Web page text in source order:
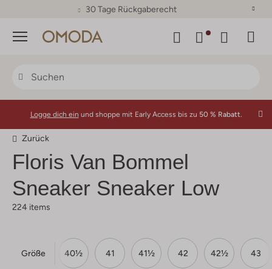
30 Tage Rückgaberecht
Menü
Logge dich ein und shoppe mit Early Access bis zu 50 % Rabatt.
Zurück
Floris Van Bommel
Sneaker Sneaker Low
224 items
Größe
40 40½ 41 41½ 42 42½ 43